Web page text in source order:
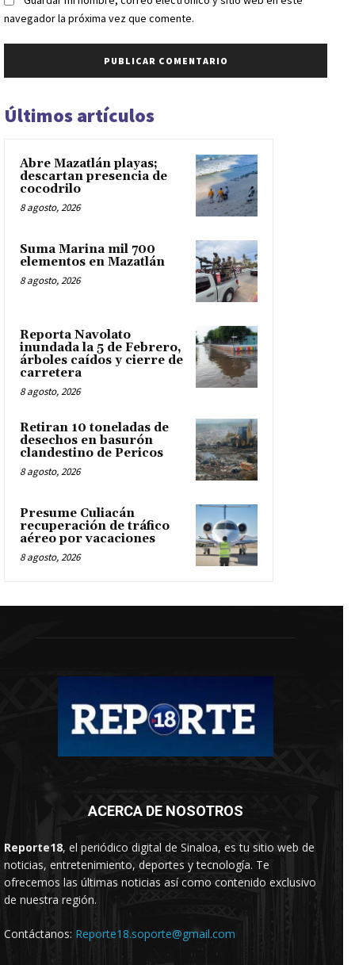
navegador la próxima vez que comente.
Últimos artículos
Abre Mazatlán playas;
descartan presencia de
cocodrilo
8 agosto, 2026
Suma Marina mil 700
elementos en Mazatlán
8 agosto, 2026
Reporta Navolato
inundada la 5 de Febrero,
árboles caídos y cierre de
carretera
8 agosto, 2026
Retiran 10 toneladas de
desechos en basurón
clandestino de Pericos
8 agosto, 2026
Presume Culiacán
recuperación de tráfico
aéreo por vacaciones
8 agosto, 2026
ACERCA DE NOSOTROS
Reporte18, el periódico digital de Sinaloa, es tu sitio web de
noticias, entretenimiento, deportes y tecnología. Te
ofrecemos las últimas noticias así como contenido exclusivo
de nuestra región.
Contáctanos: Reporte18.soporte@gmail.com